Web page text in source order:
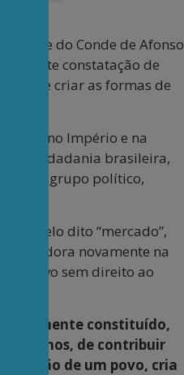
do Conde de Afonso
da triste constatação de
de criar as formas de
no Império e na
cidadania brasileira,
grupo político,
pelo dito “mercado”,
novamente na
escravo sem direito ao
constituído,
sonhos, de contribuir
de um povo, cria